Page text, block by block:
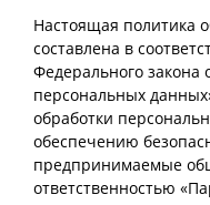
Настоящая политика
составлена в
Федерального
персональных
обработки
обеспечению
предпринимаемые
ответственностью